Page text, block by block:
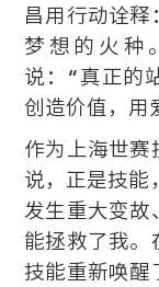
昌用行动诠
梦想的火种
说：“真正的
创造价值，用
作为上海世赛
说，正是技能
发生重大变故
能拯救了我。
技能重新唤醒